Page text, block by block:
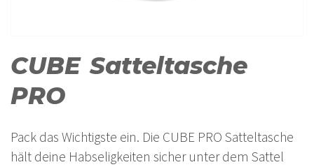
CUBE Satteltasche
PRO
Pack das Wichtigste ein. Die CUBE PRO Satteltasche
hält deine Habseligkeiten sicher unter dem Sattel